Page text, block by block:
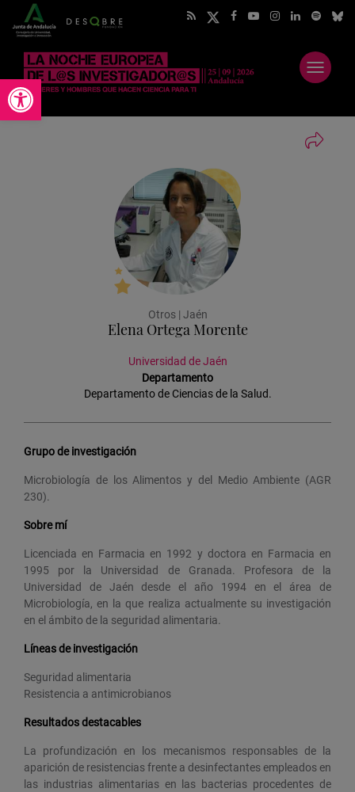
Abrir barra de herramientas
Abrir
menú
Otros | Jaén
Elena Ortega Morente
Universidad de Jaén
Departamento
Departamento de Ciencias de la Salud.
Grupo de investigación
Microbiología de los Alimentos y del Medio Ambiente (AGR
230).
Sobre mí
Licenciada en Farmacia en 1992 y doctora en Farmacia en
1995 por la Universidad de Granada. Profesora de la
Universidad de Jaén desde el año 1994 en el área de
Microbiología, en la que realiza actualmente su investigación
en el ámbito de la seguridad alimentaria.
Líneas de investigación
Seguridad alimentaria
Resistencia a antimicrobianos
Resultados destacables
La profundización en los mecanismos responsables de la
aparición de resistencias frente a desinfectantes empleados en
las industrias alimentarias en las bacterias procedentes de